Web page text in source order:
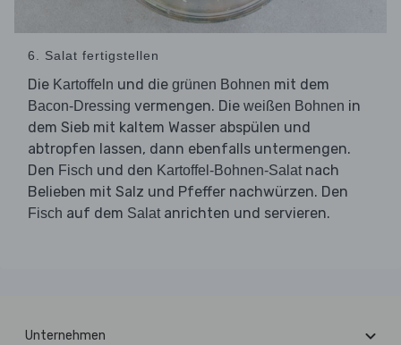
6. Salat fertigstellen
Die Kartoffeln und die grünen Bohnen mit dem
Bacon-Dressing vermengen. Die weißen Bohnen in
dem Sieb mit kaltem Wasser abspülen und
abtropfen lassen, dann ebenfalls untermengen.
Den Fisch und den Kartoffel-Bohnen-Salatnach
Belieben mit Salz und Pfeffer nachwürzen. Den
Fisch auf dem Salatanrichten und servieren.
Unternehmen